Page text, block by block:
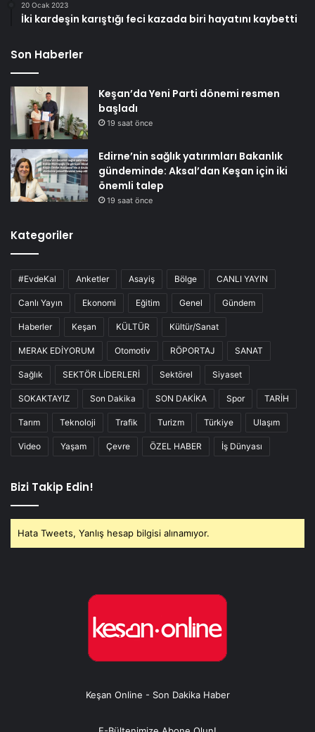
20 Ocak 2023
İki kardeşin karıştığı feci kazada biri hayatını kaybetti
Son Haberler
Keşan’da Yeni Parti dönemi resmen
başladı
19 saat önce
Edirne’nin sağlık yatırımları Bakanlık
gündeminde: Aksal’dan Keşan için iki
önemli talep
19 saat önce
Kategoriler
#EvdeKal Anketler Asayiş Bölge CANLI YAYIN
Canlı Yayın Ekonomi Eğitim Genel Gündem
Haberler Keşan KÜLTÜR Kültür/Sanat
MERAK EDİYORUM Otomotiv RÖPORTAJ SANAT
Sağlık SEKTÖR LİDERLERİ Sektörel Siyaset
SOKAKTAYIZ Son Dakika SON DAKİKA Spor TARİH
Tarım Teknoloji Trafik Turizm Türkiye Ulaşım
Video Yaşam Çevre ÖZEL HABER İş Dünyası
Bizi Takip Edin!
Hata Tweets, Yanlış hesap bilgisi alınamıyor.
Keşan Online - Son Dakika Haber